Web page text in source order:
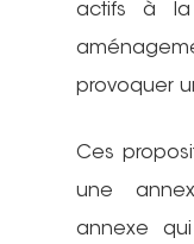
actifs à la
provoquer
Ces
une
annexe